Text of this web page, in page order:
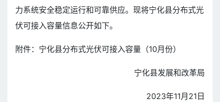
力系统安全稳定运行和可靠供应。现将宁化县分布式光
伏可接入容量信息公开如下。
附件：宁化县分布式光伏可接入容量（10月份）
宁化县发展和改革局
2023年11月21日